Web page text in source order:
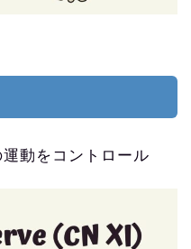
動をコントロール